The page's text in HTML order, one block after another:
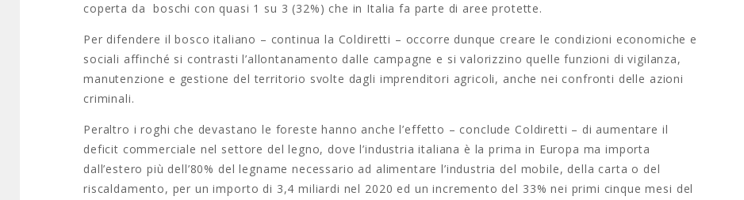
coperta da boschi con quasi 1 su 3 (32%) che in Italia fa parte di aree protette.
Per difendere il bosco italiano – continua la Coldiretti – occorre dunque creare le condizioni economiche e
sociali affinché si contrasti l’allontanamento dalle campagne e si valorizzino quelle funzioni di vigilanza,
manutenzione e gestione del territorio svolte dagli imprenditori agricoli, anche nei confronti delle azioni
criminali.
Peraltro i roghi che devastano le foreste hanno anche l’effetto – conclude Coldiretti – di aumentare il
deficit commerciale nel settore del legno, dove l’industria italiana è la prima in Europa ma importa
dall’estero più dell’80% del legname necessario ad alimentare l’industria del mobile, della carta o del
riscaldamento, per un importo di 3,4 miliardi nel 2020 ed un incremento del 33% nei primi cinque mesi del